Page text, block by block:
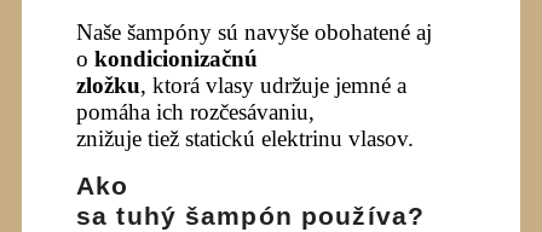
Naše šampóny sú navyše obohatené aj
o kondicionizačnú
zložku, ktorá vlasy udržuje jemné a
pomáha ich rozčesávaniu,
znižuje tiež statickú elektrinu vlasov.
Ako
sa tuhý šampón používa?